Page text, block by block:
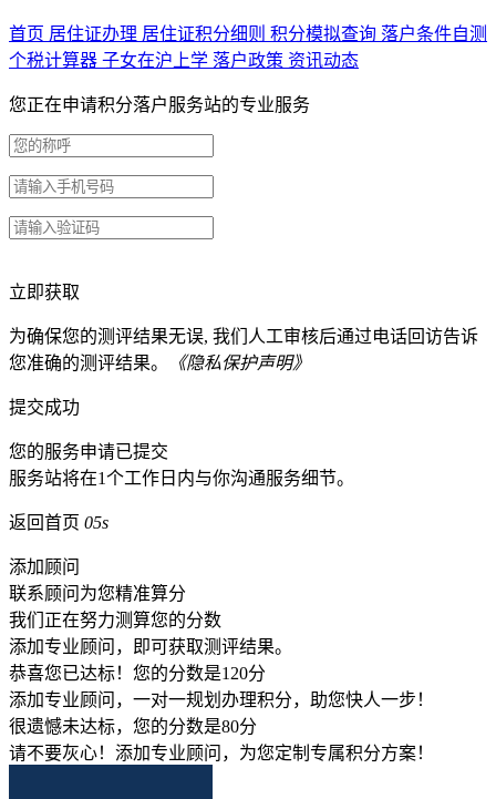
首页 居住证办理 居住证积分细则 积分模拟查询 落户条件自测
个税计算器 子女在沪上学 落户政策 资讯动态
您正在申请积分落户服务站的专业服务
立即获取
为确保您的测评结果无误, 我们人工审核后通过电话回访告诉
您准确的测评结果。
《隐私保护声明》
提交成功
您的服务申请已提交
服务站将在1个工作日内与你沟通服务细节。
返回首页 05s
添加顾问
联系顾问为您精准算分
我们正在努力测算您的分数
添加专业顾问，即可获取测评结果。
恭喜您已达标！您的分数是120分
添加专业顾问，一对一规划办理积分，助您快人一步！
很遗憾未达标，您的分数是80分
请不要灰心！添加专业顾问，为您定制专属积分方案！